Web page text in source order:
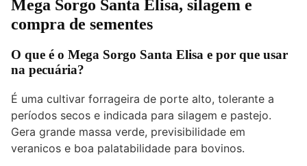
Mega Sorgo Santa Elisa, silagem e
compra de sementes
O que é o Mega Sorgo Santa Elisa e por que usar
na pecuária?
É uma cultivar forrageira de porte alto, tolerante a
períodos secos e indicada para silagem e pastejo.
Gera grande massa verde, previsibilidade em
veranicos e boa palatabilidade para bovinos.